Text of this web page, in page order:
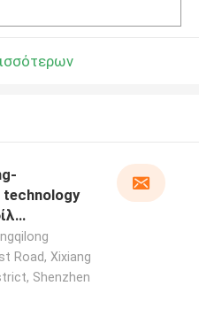
technology
Road, Xixiang
Shenzhen